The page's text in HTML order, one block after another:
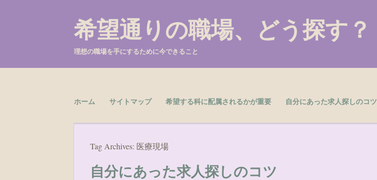
希望通りの職場、どう探す？
理想の職場を手にするために今できること
Skip to content
ホーム サイトマップ 希望する科に配属されるかが重要 自分にあった求人探しのコツ
Tag Archives: 医療現場
自分にあった求人探しのコツ